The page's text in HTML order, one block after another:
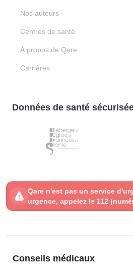
Nos auteurs
Centres de santé
À propos de Qare
Carrières
Données de santé
Qare n'est pas un service
urgence, appelez le 112
Conseils médicaux